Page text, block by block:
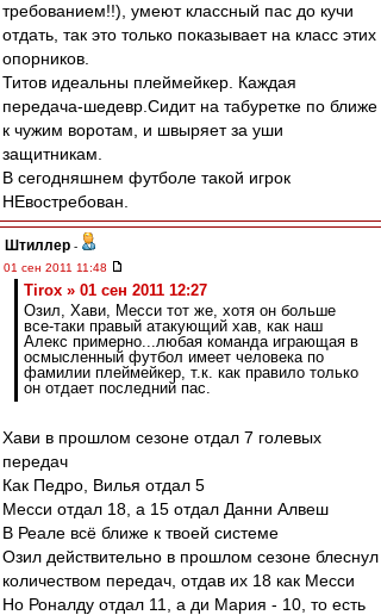
требованием!!), умеют классный пас до кучи
отдать, так это только показывает на класс этих
опорников.
Титов идеальны плеймейкер. Каждая
передача-шедевр.Сидит на табуретке по ближе
к чужим воротам, и швыряет за уши
защитникам.
В сегодняшнем футболе такой игрок
НЕвостребован.
Штиллер -
01 сен 2011 11:48
Tirox » 01 сен 2011 12:27
Озил, Хави, Месси тот же, хотя он больше
все-таки правый атакующий хав, как наш
Алекс примерно...любая команда играющая в
осмысленный футбол имеет человека по
фамилии плеймейкер, т.к. как правило только
он отдает последний пас.
Хави в прошлом сезоне отдал 7 голевых
передач
Как Педро, Вилья отдал 5
Месси отдал 18, а 15 отдал Данни Алвеш
В Реале всё ближе к твоей системе
Озил действительно в прошлом сезоне блеснул
количеством передач, отдав их 18 как Месси
Но Роналду отдал 11, а ди Мария - 10, то есть